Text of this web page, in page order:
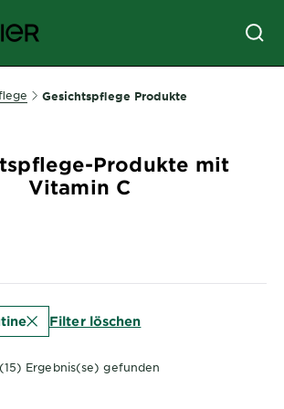
Gesichtspflege Produkte
Produkte mit
Vitamin C
Filter löschen
(15) Ergebnis(se) gefunden